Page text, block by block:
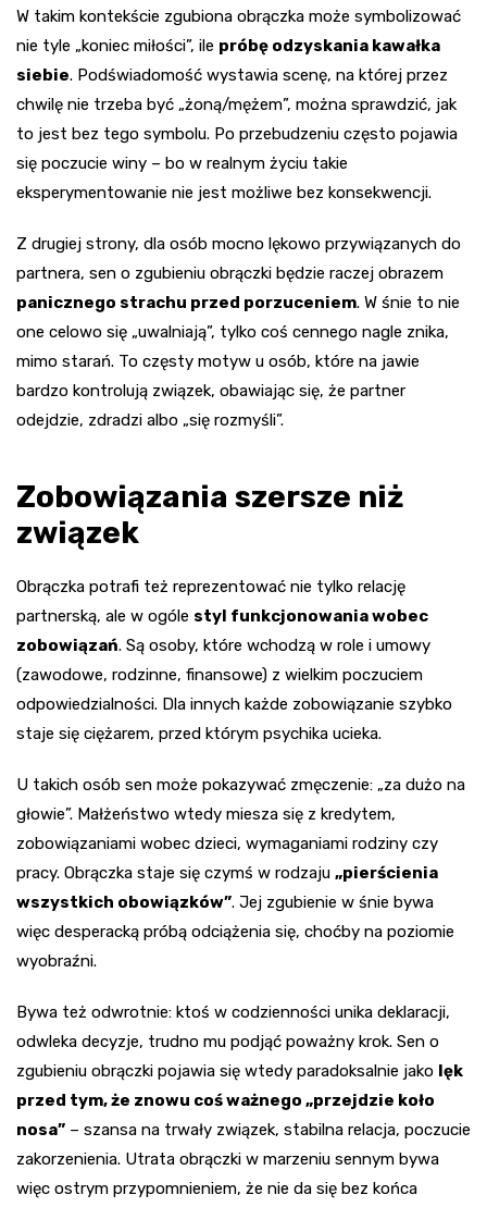
W takim kontekście zgubiona obrączka może symbolizować
nie tyle „koniec miłości”, ile próbę odzyskania kawałka
siebie. Podświadomość wystawia scenę, na której przez
chwilę nie trzeba być „żoną/mężem”, można sprawdzić, jak
to jest bez tego symbolu. Po przebudzeniu często pojawia
się poczucie winy – bo w realnym życiu takie
eksperymentowanie nie jest możliwe bez konsekwencji.
Z drugiej strony, dla osób mocno lękowo przywiązanych do
partnera, sen o zgubieniu obrączki będzie raczej obrazem
panicznego strachu przed porzuceniem. W śnie to nie
one celowo się „uwalniają”, tylko coś cennego nagle znika,
mimo starań. To częsty motyw u osób, które na jawie
bardzo kontrolują związek, obawiając się, że partner
odejdzie, zdradzi albo „się rozmyśli”.
Zobowiązania szersze niż
związek
Obrączka potrafi też reprezentować nie tylko relację
partnerską, ale w ogóle styl funkcjonowania wobec
zobowiązań. Są osoby, które wchodzą w role i umowy
(zawodowe, rodzinne, finansowe) z wielkim poczuciem
odpowiedzialności. Dla innych każde zobowiązanie szybko
staje się ciężarem, przed którym psychika ucieka.
U takich osób sen może pokazywać zmęczenie: „za dużo na
głowie”. Małżeństwo wtedy miesza się z kredytem,
zobowiązaniami wobec dzieci, wymaganiami rodziny czy
pracy. Obrączka staje się czymś w rodzaju „pierścienia
wszystkich obowiązków”. Jej zgubienie w śnie bywa
więc desperacką próbą odciążenia się, choćby na poziomie
wyobraźni.
Bywa też odwrotnie: ktoś w codzienności unika deklaracji,
odwleka decyzje, trudno mu podjąć poważny krok. Sen o
zgubieniu obrączki pojawia się wtedy paradoksalnie jako lęk
przed tym, że znowu coś ważnego „przejdzie koło
nosa” – szansa na trwały związek, stabilna relacja, poczucie
zakorzenienia. Utrata obrączki w marzeniu sennym bywa
więc ostrym przypomnieniem, że nie da się bez końca